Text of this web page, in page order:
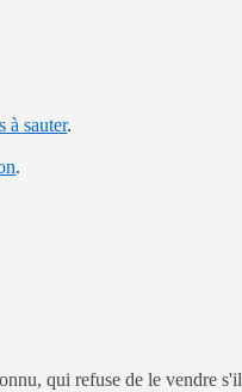
à sauter.
.
qui refuse de le vendre